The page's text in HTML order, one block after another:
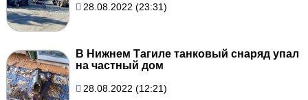
28.08.2022 (23:31)
В Нижнем Тагиле танковый снаряд упал
на частный дом
28.08.2022 (12:21)